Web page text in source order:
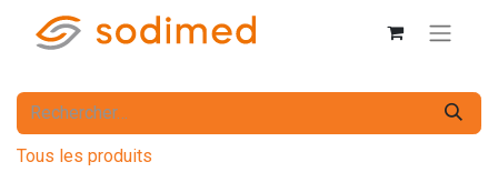
Tous les produits